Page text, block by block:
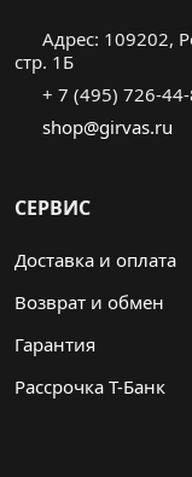
Адрес: 109202,
стр. 1Б
+ 7 (495) 726-
shop@girvas.ru
СЕРВИС
Доставка и оплата
Возврат и обмен
Гарантия
Рассрочка Т-Банк